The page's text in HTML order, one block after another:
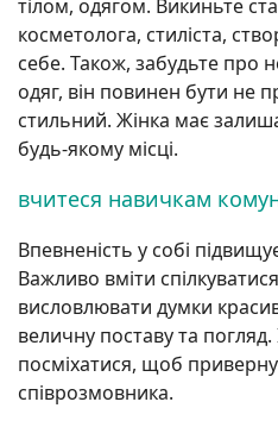
тілом, одягом. Викиньте
косметолога, стиліста,
себе. Також, забудьте про
одяг, він повинен бути не
стильний. Жінка має
будь-якому місці.
вчитеся навичкам
Впевненість у собі
Важливо вміти
висловлювати думки
величну поставу та погляд.
посміхатися, щоб
співрозмовника.